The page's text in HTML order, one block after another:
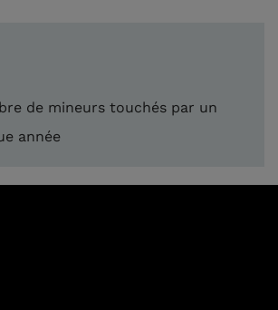
de mineurs touchés par un
année